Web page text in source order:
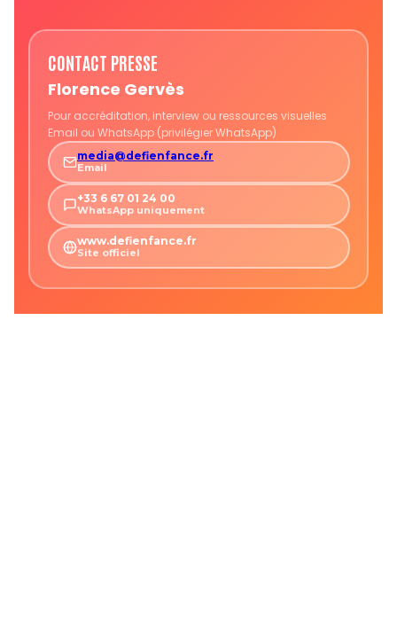
CONTACT PRESSE
Florence Gervès
Pour accréditation, interview ou ressources visuelles
Email ou WhatsApp (privilégier WhatsApp)
media@defienfance.fr
Email
+33 6 67 01 24 00
WhatsApp uniquement
www.defienfance.fr
Site officiel